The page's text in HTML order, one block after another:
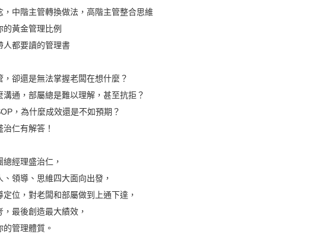
，中階主管轉換做法，高階主管整合思維
的黃金管理比例
人都要讀的管理書
卻還是無法掌握老闆在想什麼？
通，部屬總是難以理解，甚至抗拒？
，為什麼成效還是不如預期？
仁有解答！
經理盛治仁，
領導、思維四大面向出發，
位，對老闆和部屬做到上通下達，
最後創造最大績效，
管理體質。